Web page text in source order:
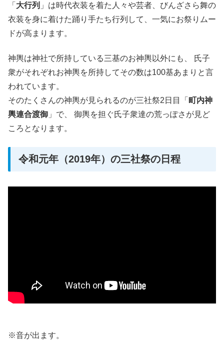
「 大行列 」は時代衣装を着た人々や芸者、びんざさら舞の
衣装を身に着けた踊り手たち行列して、一気にお祭りムー
ドが高まります。
神輿は神社で所持している三基のお神輿以外にも、 氏子
衆がそれぞれお神輿を所持してその数は100基あまりと言
われています。
そのたくさんの神輿が見られるのが三社祭2日目「 町内神
輿連合渡御 」で、 御輿を担ぐ氏子衆達の荒っぽさが見ど
ころとなります。
令和元年（2019年）の三社祭の日程
※音が出ます。